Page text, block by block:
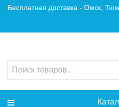
Бесплатная доставка - Омск,